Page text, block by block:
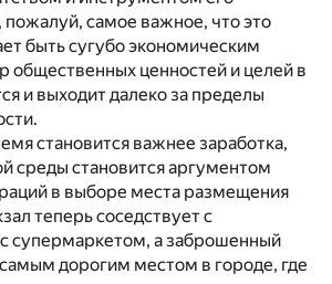
самое важное, что это
быть сугубо экономическим
общественных ценностей и целей в
и выходит далеко за пределы
становится важнее заработка,
среды становится аргументом
в выборе места размещения
теперь соседствует с
супермаркетом, а заброшенный
дорогим местом в городе, где